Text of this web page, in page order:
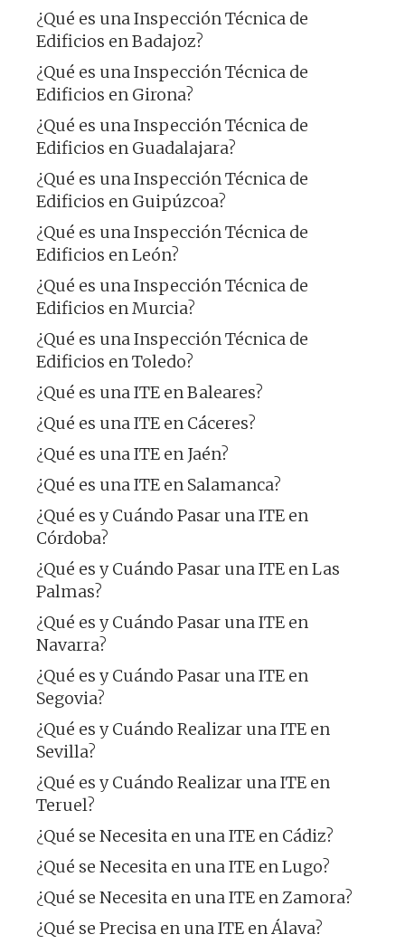
¿Qué es una Inspección Técnica de
Edificios en Badajoz?
¿Qué es una Inspección Técnica de
Edificios en Girona?
¿Qué es una Inspección Técnica de
Edificios en Guadalajara?
¿Qué es una Inspección Técnica de
Edificios en Guipúzcoa?
¿Qué es una Inspección Técnica de
Edificios en León?
¿Qué es una Inspección Técnica de
Edificios en Murcia?
¿Qué es una Inspección Técnica de
Edificios en Toledo?
¿Qué es una ITE en Baleares?
¿Qué es una ITE en Cáceres?
¿Qué es una ITE en Jaén?
¿Qué es una ITE en Salamanca?
¿Qué es y Cuándo Pasar una ITE en
Córdoba?
¿Qué es y Cuándo Pasar una ITE en Las
Palmas?
¿Qué es y Cuándo Pasar una ITE en
Navarra?
¿Qué es y Cuándo Pasar una ITE en
Segovia?
¿Qué es y Cuándo Realizar una ITE en
Sevilla?
¿Qué es y Cuándo Realizar una ITE en
Teruel?
¿Qué se Necesita en una ITE en Cádiz?
¿Qué se Necesita en una ITE en Lugo?
¿Qué se Necesita en una ITE en Zamora?
¿Qué se Precisa en una ITE en Álava?